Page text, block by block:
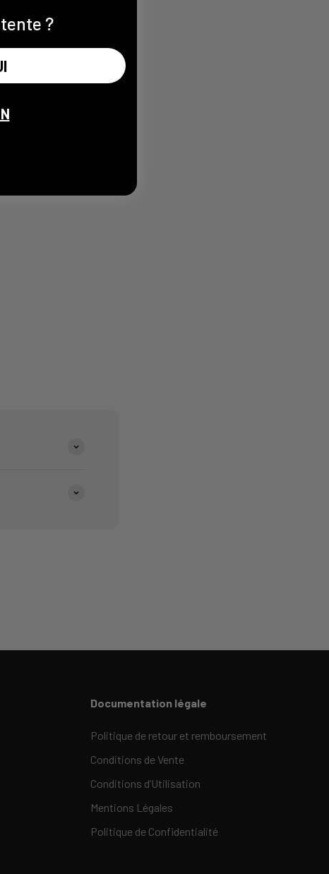
Documentation légale
Politique de retour et remboursement
Conditions de Vente
Conditions d’Utilisation
Mentions Légales
Politique de Confidentialité
?